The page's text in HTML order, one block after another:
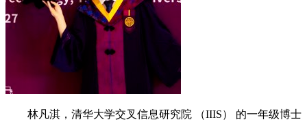
林凡淇，清华大学交叉信息研究院 （IIIS） 的一年级博士